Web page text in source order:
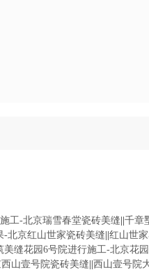
工-北京瑞雪春堂瓷砖美缝 千章
-北京红山世家瓷砖美缝 红山世
美缝花园6号院进行施工-北京花
山壹号院瓷砖美缝 西山壹号院